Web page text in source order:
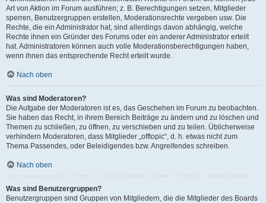
Art von Aktion im Forum ausführen; z. B. Berechtigungen setzen, Mitglieder
sperren, Benutzergruppen erstellen, Moderationsrechte vergeben usw. Die
Rechte, die ein Administrator hat, sind allerdings davon abhängig, welche
Rechte ihnen ein Gründer des Forums oder ein anderer Administrator erteilt
hat. Administratoren können auch volle Moderationsberechtigungen haben,
wenn ihnen das entsprechende Recht erteilt wurde.
Nach oben
Was sind Moderatoren?
Die Aufgabe der Moderatoren ist es, das Geschehen im Forum zu beobachten.
Sie haben das Recht, in ihrem Bereich Beiträge zu ändern und zu löschen und
Themen zu schließen, zu öffnen, zu verschieben und zu teilen. Üblicherweise
verhindern Moderatoren, dass Mitglieder „offtopic“, d. h. etwas nicht zum
Thema Passendes, oder Beleidigendes bzw. Angreifendes schreiben.
Nach oben
Was sind Benutzergruppen?
Benutzergruppen sind Gruppen von Mitgliedern, die die Mitglieder des Boards